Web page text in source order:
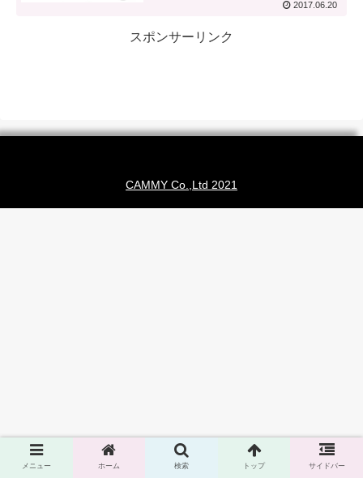
2017.06.20
スポンサーリンク
CAMMY Co.,Ltd 2021
メニュー ホーム 検索 トップ サイドバー